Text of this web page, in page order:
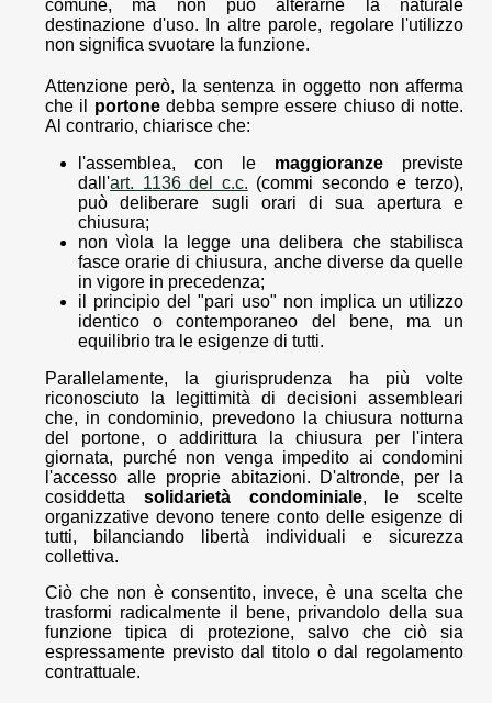
comune, ma non può alterarne la naturale
destinazione d'uso. In altre parole, regolare l'utilizzo
non significa svuotare la funzione.
Attenzione però, la sentenza in oggetto non afferma
che il portone debba sempre essere chiuso di notte.
Al contrario, chiarisce che:
l'assemblea, con le maggioranze previste
dall'art. 1136 del c.c. (commi secondo e terzo),
può deliberare sugli orari di sua apertura e
chiusura;
non vìola la legge una delibera che stabilisca
fasce orarie di chiusura, anche diverse da quelle
in vigore in precedenza;
il principio del "pari uso" non implica un utilizzo
identico o contemporaneo del bene, ma un
equilibrio tra le esigenze di tutti.
Parallelamente, la giurisprudenza ha più volte
riconosciuto la legittimità di decisioni assembleari
che, in condominio, prevedono la chiusura notturna
del portone, o addirittura la chiusura per l'intera
giornata, purché non venga impedito ai condomini
l'accesso alle proprie abitazioni. D'altronde, per la
cosiddetta solidarietà condominiale, le scelte
organizzative devono tenere conto delle esigenze di
tutti, bilanciando libertà individuali e sicurezza
collettiva.
Ciò che non è consentito, invece, è una scelta che
trasformi radicalmente il bene, privandolo della sua
funzione tipica di protezione, salvo che ciò sia
espressamente previsto dal titolo o dal regolamento
contrattuale.